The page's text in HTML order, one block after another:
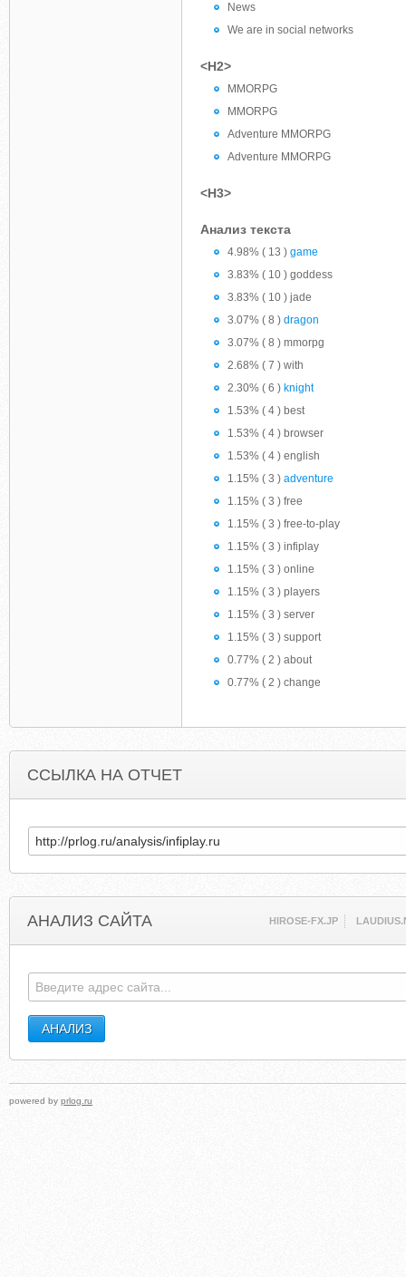
News
We are in social networks
<H2>
MMORPG
MMORPG
Adventure MMORPG
Adventure MMORPG
<H3>
Анализ текста
4.98% ( 13 ) game
3.83% ( 10 ) goddess
3.83% ( 10 ) jade
3.07% ( 8 ) dragon
3.07% ( 8 ) mmorpg
2.68% ( 7 ) with
2.30% ( 6 ) knight
1.53% ( 4 ) best
1.53% ( 4 ) browser
1.53% ( 4 ) english
1.15% ( 3 ) adventure
1.15% ( 3 ) free
1.15% ( 3 ) free-to-play
1.15% ( 3 ) infiplay
1.15% ( 3 ) online
1.15% ( 3 ) players
1.15% ( 3 ) server
1.15% ( 3 ) support
0.77% ( 2 ) about
0.77% ( 2 ) change
ССЫЛКА НА ОТЧЕТ
АНАЛИЗ САЙТА HIROSE-FX.JP
powered by prlog.ru